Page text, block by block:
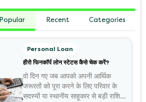
Popular Recent Categories
Personal Loan
हीरो फिनकॉर्प लोन स्टेटस कैसे चेक करें?
वो दिन गए जब आपको अपनी आर्थिक
जरूरतों को पूरा करने के लिए परिवार के
सदस्यों या स्थानीय साहूकार से बड़ी राशि